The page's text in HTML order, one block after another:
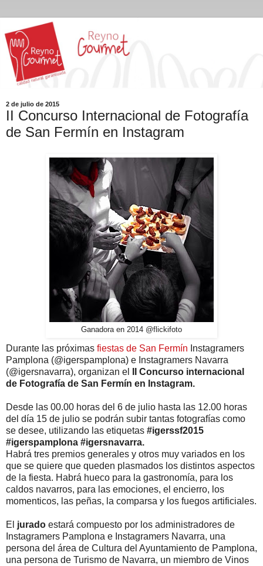
2 de julio de 2015
II Concurso Internacional de Fotografía
de San Fermín en Instagram
Ganadora en 2014 @flickifoto
Durante las próximas fiestas de San Fermín Instagramers
Pamplona (@igerspamplona) e Instagramers Navarra
(@igersnavarra), organizan el
II Concurso internacional
de Fotografía de San Fermín en Instagram.
Desde las 00.00 horas del 6 de julio hasta las 12.00 horas
del día 15 de julio se podrán subir tantas fotografías como
se desee, utilizando las etiquetas #igerssf2015
#igerspamplona #igersnavarra.
Habrá tres premios generales y otros muy variados en los
que se quiere que queden plasmados los distintos aspectos
de la fiesta. Habrá hueco para la gastronomía, para los
caldos navarros, para las emociones, el encierro, los
momenticos, las peñas, la comparsa y los fuegos artificiales.
El jurado estará compuesto por los administradores de
Instagramers Pamplona e Instagramers Navarra, una
persona del área de Cultura del Ayuntamiento de Pamplona,
una persona de Turismo de Navarra, un miembro de Vinos